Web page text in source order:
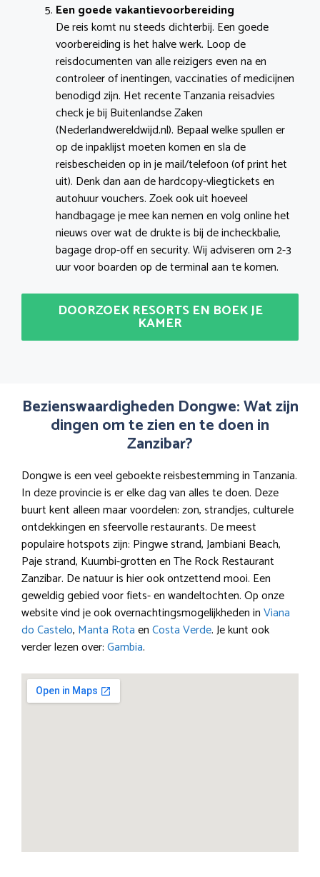
Een goede vakantievoorbereiding
De reis komt nu steeds dichterbij. Een goede
voorbereiding is het halve werk. Loop de
reisdocumenten van alle reizigers even na en
controleer of inentingen, vaccinaties of medicijnen
benodigd zijn. Het recente Tanzania reisadvies
check je bij Buitenlandse Zaken
(Nederlandwereldwijd.nl). Bepaal welke spullen er
op de inpaklijst moeten komen en sla de
reisbescheiden op in je mail/telefoon (of print het
uit). Denk dan aan de hardcopy-vliegtickets en
autohuur vouchers. Zoek ook uit hoeveel
handbagage je mee kan nemen en volg online het
nieuws over wat de drukte is bij de incheckbalie,
bagage drop-off en security. Wij adviseren om 2-3
uur voor boarden op de terminal aan te komen.
DOORZOEK RESORTS EN BOEK JE
KAMER
Bezienswaardigheden Dongwe: Wat zijn
dingen om te zien en te doen in
Zanzibar?
Dongwe is een veel geboekte reisbestemming in Tanzania.
In deze provincie is er elke dag van alles te doen. Deze
buurt kent alleen maar voordelen: zon, strandjes, culturele
ontdekkingen en sfeervolle restaurants. De meest
populaire hotspots zijn: Pingwe strand, Jambiani Beach,
Paje strand, Kuumbi-grotten en The Rock Restaurant
Zanzibar. De natuur is hier ook ontzettend mooi. Een
geweldig gebied voor fiets- en wandeltochten. Op onze
website vind je ook overnachtingsmogelijkheden inViana
do Castelo, Manta RotaenCosta Verde. Je kunt ook
verder lezen over:Gambia.